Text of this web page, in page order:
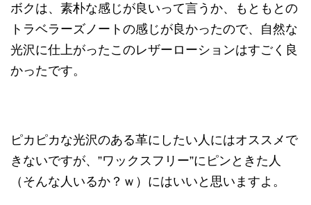
ボクは、素朴な感じが良いって言うか、もともとの
トラベラーズノートの感じが良かったので、自然な
光沢に仕上がったこのレザーローションはすごく良
かったです。
ピカピカな光沢のある革にしたい人にはオススメで
きないですが、”ワックスフリー”にピンときた人
（そんな人いるか？ｗ）にはいいと思いますよ。